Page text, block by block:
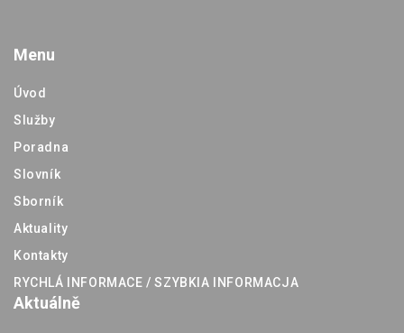
Menu
Úvod
Služby
Poradna
Slovník
Sborník
Aktuality
Kontakty
RYCHLÁ INFORMACE / SZYBKIA INFORMACJA
Aktuálně